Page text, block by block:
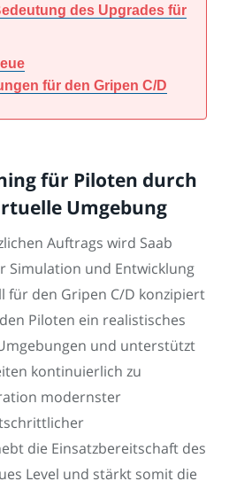
des Upgrades für
für den Gripen C/D
für Piloten durch
Umgebung
Auftrags wird Saab
Simulation und Entwicklung
für den Gripen C/D konzipiert
Piloten ein realistisches
und unterstützt
kontinuierlich zu
modernster
die Einsatzbereitschaft des
Level und stärkt somit die